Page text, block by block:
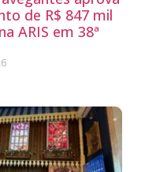
de R$ 847 mil
ARIS em 38ª